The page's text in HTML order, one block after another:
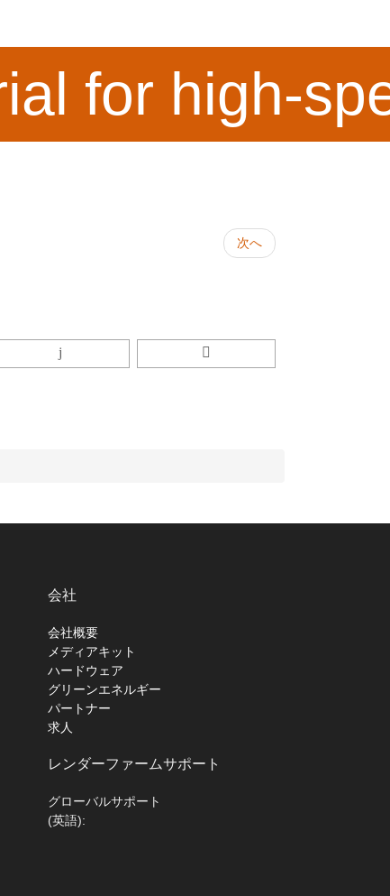
for high-
次へ
会社
会社概要
メディアキット
ハードウェア
グリーンエネルギー
パートナー
求人
レンダーファームサポート
グローバルサポート
(英語):